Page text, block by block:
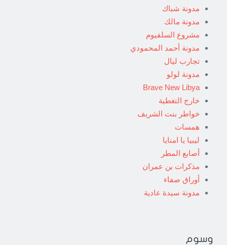
مدونة شباك
مدونة مالك
مشروع السلفيوم
مدونة أحمد المحمودي
تجارب ليال
مدونة لولو
Brave New Libya
خارج التغطية
خواطر بنت الشريف
همسات
ليبيا يا امنايا
أصابع المطر
مذكرات بن عمران
أوراق صفاء
مدونة سيدة عادية
وسوم